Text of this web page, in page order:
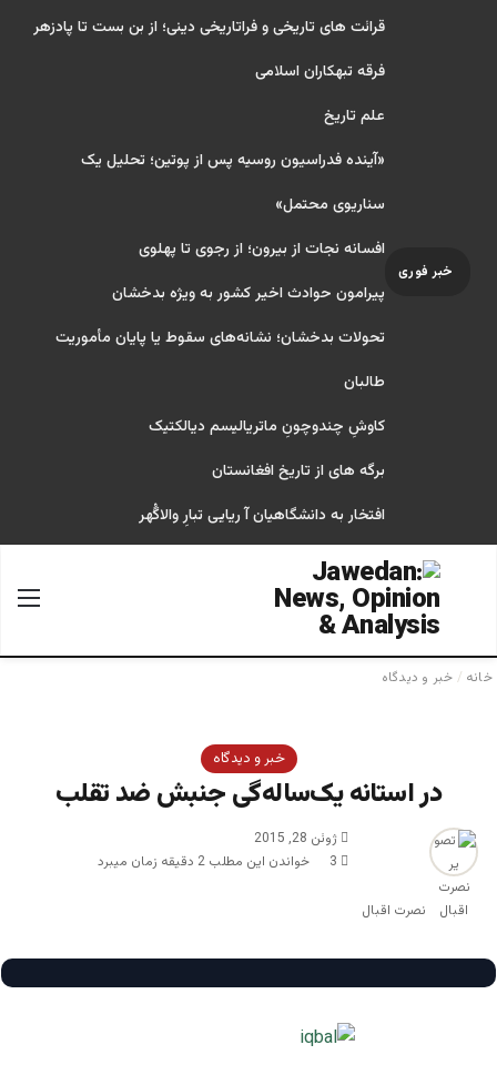
خبر فوری
قرائت های تاریخی و فراتاریخی دینی؛ از بن بست تا پادزهر
فرقه تبهکاران اسلامی
علم تاریخ
«آینده فدراسیون روسیه پس از پوتین؛ تحلیل یک
سناریوی محتمل»
افسانه نجات از بیرون؛ از رجوی تا پهلوی
پیرامون حوادث اخیر کشور به ویژه بدخشان
تحولات بدخشان؛ نشانه‌های سقوط یا پایان مأموریت
طالبان
کاوشِ چندو‌چونِ ماتریالیسم دیالکتیک
برگه های از تاریخ افغانستان
افتخار به دانشگاهیان آ ریایی تبارِ والاگُهر
جستجو برای
خانه / خبر و دیدگاه
خبر و دیدگاه
در استانه یک‌ساله‌گی جنبش ضد تقلب
نصرت اقبال
ژوئن 28, 2015
3
خواندن این مطلب 2 دقیقه زمان میبرد